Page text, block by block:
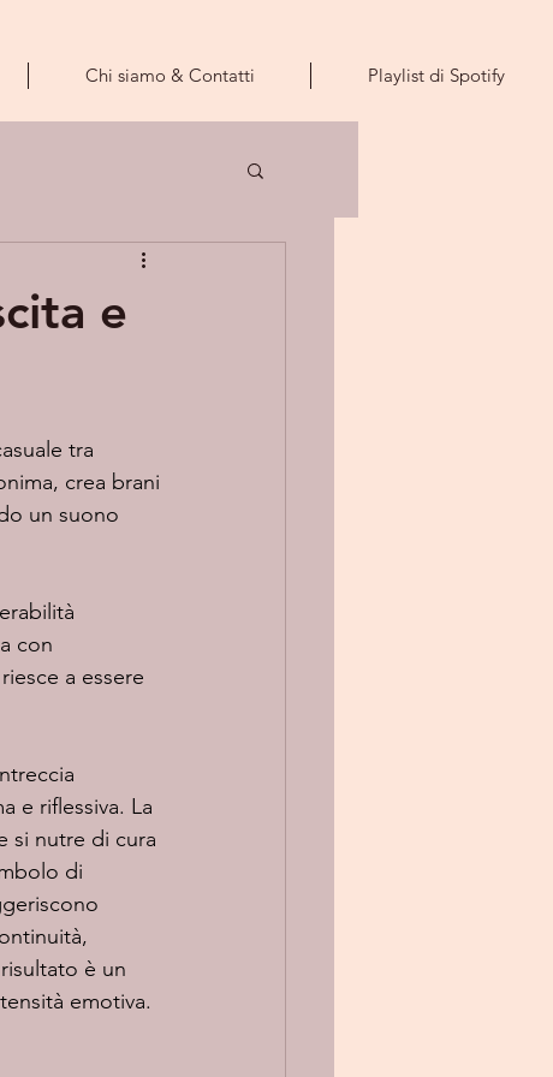
Chi siamo & Contatti Playlist di Spotify
e
tra
crea brani
un suono
con
a essere
e riflessiva. La
si nutre di cura
di
è un
emotiva.